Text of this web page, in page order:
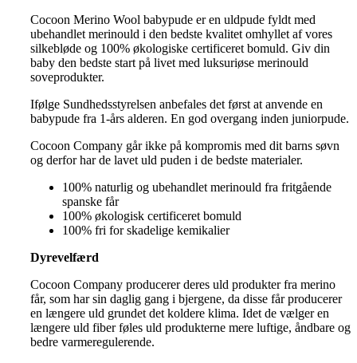
til
499.00 kr.
Cocoon Merino Wool babypude er en uldpude fyldt med
ubehandlet merinould i den bedste kvalitet omhyllet af vores
silkebløde og 100% økologiske certificeret bomuld. Giv din
baby den bedste start på livet med luksuriøse merinould
soveprodukter.
Ifølge Sundhedsstyrelsen anbefales det først at anvende en
babypude fra 1-års alderen. En god overgang inden juniorpude.
Cocoon Company går ikke på kompromis med dit barns søvn
og derfor har de lavet uld puden i de bedste materialer.
100% naturlig og ubehandlet merinould fra fritgående
spanske får
100% økologisk certificeret bomuld
100% fri for skadelige kemikalier
Dyrevelfærd
Cocoon Company producerer deres uld produkter fra merino
får, som har sin daglig gang i bjergene, da disse får producerer
en længere uld grundet det koldere klima. Idet de vælger en
længere uld fiber føles uld produkterne mere luftige, åndbare og
bedre varmeregulerende.